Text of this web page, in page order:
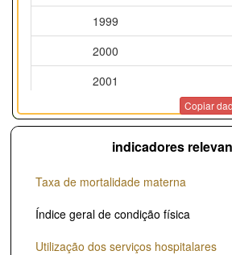
1999
2000
2001
2002
2003
Copiar
indicadores
Taxa de mortalidade materna
Índice geral de condição física
Utilização dos serviços hospitalares